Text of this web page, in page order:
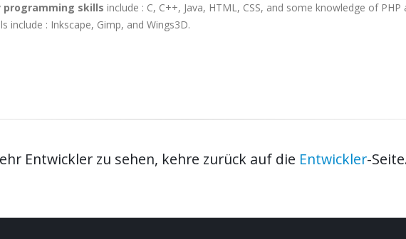
programming skills include : C, C++, Java, HTML, CSS, and some knowledge of PHP
include : Inkscape, Gimp, and Wings3D.
Entwickler zu sehen, kehre zurück auf die Entwickler-